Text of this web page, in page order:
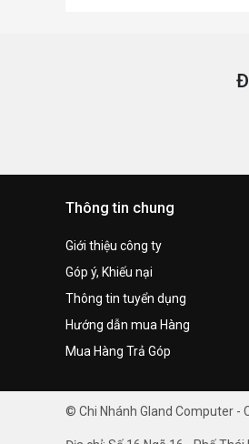
Thông tin chung
Giới thiệu công ty
Góp ý, Khiếu nại
Thông tin tuyển dụng
Hướng dẫn mua Hàng
Mua Hàng Trả Góp
© Chi Nhánh Gland Computer -